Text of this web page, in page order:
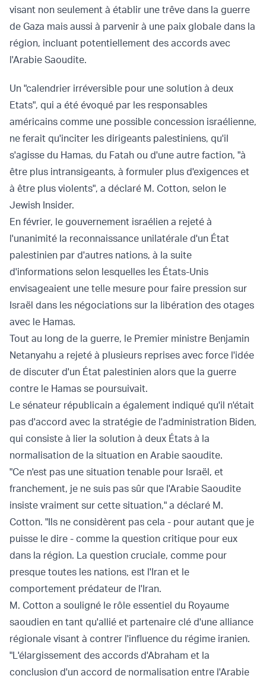
visant non seulement à établir une trêve dans la guerre
de Gaza mais aussi à parvenir à une paix globale dans la
région, incluant potentiellement des accords avec
l'Arabie Saoudite.
Un "calendrier irréversible pour une solution à deux
Etats", qui a été évoqué par les responsables
américains comme une possible concession israélienne,
ne ferait qu'inciter les dirigeants palestiniens, qu'il
s'agisse du Hamas, du Fatah ou d'une autre faction, "à
être plus intransigeants, à formuler plus d'exigences et
à être plus violents", a déclaré M. Cotton, selon le
Jewish Insider.
En février, le gouvernement israélien a rejeté à
l'unanimité la reconnaissance unilatérale d'un État
palestinien par d'autres nations, à la suite
d'informations selon lesquelles les États-Unis
envisageaient une telle mesure pour faire pression sur
Israël dans les négociations sur la libération des otages
avec le Hamas.
Tout au long de la guerre, le Premier ministre Benjamin
Netanyahu a rejeté à plusieurs reprises avec force l'idée
de discuter d'un État palestinien alors que la guerre
contre le Hamas se poursuivait.
Le sénateur républicain a également indiqué qu'il n'était
pas d'accord avec la stratégie de l'administration Biden,
qui consiste à lier la solution à deux États à la
normalisation de la situation en Arabie saoudite.
"Ce n'est pas une situation tenable pour Israël, et
franchement, je ne suis pas sûr que l'Arabie Saoudite
insiste vraiment sur cette situation," a déclaré M.
Cotton. "Ils ne considèrent pas cela - pour autant que je
puisse le dire - comme la question critique pour eux
dans la région. La question cruciale, comme pour
presque toutes les nations, est l'Iran et le
comportement prédateur de l'Iran.
M. Cotton a souligné le rôle essentiel du Royaume
saoudien en tant qu'allié et partenaire clé d'une alliance
régionale visant à contrer l'influence du régime iranien.
"L'élargissement des accords d'Abraham et la
conclusion d'un accord de normalisation entre l'Arabie